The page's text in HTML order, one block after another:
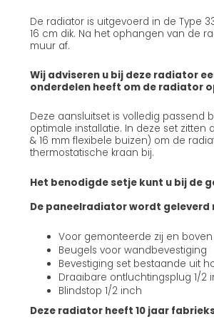
De radiator is uitgevoerd in de Type
16 cm dik. Na het ophangen van de
muur af.
Wij adviseren u bij deze radiator
onderdelen heeft om de radiator
Deze aansluitset is volledig passend
optimale installatie. In deze set
& 16 mm flexibele buizen) om de
thermostatische kraan bij.
Het benodigde setje kunt u bij de
De paneelradiator wordt geleverd
Voor gemonteerde zij en
Beugels voor wandbevestiging
Bevestiging set bestaande uit
Draaibare ontluchtingsplug 1/2
Blindstop 1/2 inch
Deze radiator heeft 10 jaar